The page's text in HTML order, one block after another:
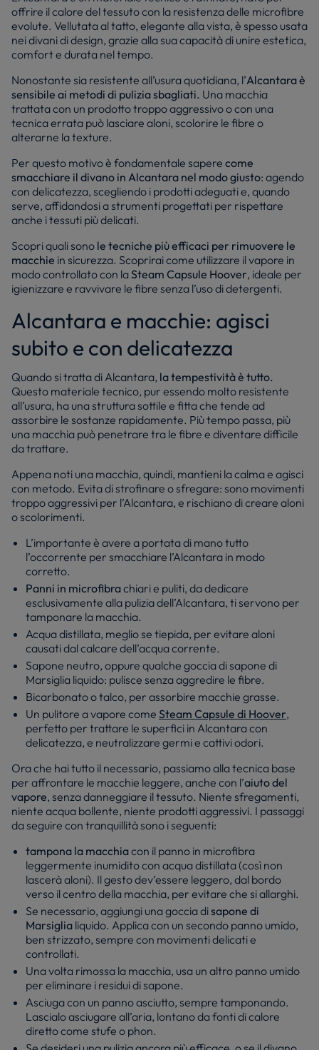
offrire il calore del tessuto con la resistenza delle microfibre
evolute. Vellutata al tatto, elegante alla vista, è spesso usata
nei divani di design, grazie alla sua capacità di unire estetica,
comfort e durata nel tempo.
Nonostante sia resistente all’usura quotidiana, l’Alcantara è
sensibile ai metodi di pulizia sbagliati. Una macchia
trattata con un prodotto troppo aggressivo o con una
tecnica errata può lasciare aloni, scolorire le fibre o
alterarne la texture.
Per questo motivo è fondamentale sapere come
smacchiare il divano in Alcantara nel modo giusto: agendo
con delicatezza, scegliendo i prodotti adeguati e, quando
serve, affidandosi a strumenti progettati per rispettare
anche i tessuti più delicati.
Scopri quali sono le tecniche più efficaci per rimuovere le
macchie in sicurezza. Scoprirai come utilizzare il vapore in
modo controllato con laSteam Capsule Hoover, ideale per
igienizzare e ravvivare le fibre senza l’uso di detergenti.
Alcantara e macchie: agisci
subito e con delicatezza
Quando si tratta di Alcantara, la tempestività è tutto.
Questo materiale tecnico, pur essendo molto resistente
all’usura, ha una struttura sottile e fitta che tende ad
assorbire le sostanze rapidamente. Più tempo passa, più
una macchia può penetrare tra le fibre e diventare difficile
da trattare.
Appena noti una macchia, quindi, mantieni la calma e agisci
con metodo. Evita di strofinare o sfregare: sono movimenti
troppo aggressivi per l’Alcantara, e rischiano di creare aloni
o scolorimenti.
L’importante è avere a portata di mano tutto
l’occorrente per smacchiare l’Alcantara in modo
corretto.
Panni in microfibrachiari e puliti, da dedicare
esclusivamente alla pulizia dell’Alcantara, ti servono per
tamponare la macchia.
Acqua distillata, meglio se tiepida, per evitare aloni
causati dal calcare dell’acqua corrente.
Sapone neutro, oppure qualche goccia di sapone di
Marsiglia liquido: pulisce senza aggredire le fibre.
Bicarbonato o talco, per assorbire macchie grasse.
Un pulitore a vapore come Steam Capsule di Hoover,
perfetto per trattare le superfici in Alcantara con
delicatezza, e neutralizzare germi e cattivi odori.
Ora che hai tutto il necessario, passiamo alla tecnica base
per affrontare le macchie leggere, anche con l’aiuto del
vapore, senza danneggiare il tessuto. Niente sfregamenti,
niente acqua bollente, niente prodotti aggressivi. I passaggi
da seguire con tranquillità sono i seguenti:
tampona la macchiacon il panno in microfibra
leggermente inumidito con acqua distillata (così non
lascerà aloni). Il gesto dev’essere leggero, dal bordo
verso il centro della macchia, per evitare che si allarghi.
Se necessario, aggiungi una goccia disapone di
Marsiglia liquido. Applica con un secondo panno umido,
ben strizzato, sempre con movimenti delicati e
controllati.
Una volta rimossa la macchia, usa un altro panno umido
per eliminare i residui di sapone.
Asciuga con un panno asciutto, sempre tamponando.
Lascialo asciugare all’aria, lontano da fonti di calore
diretto come stufe o phon.